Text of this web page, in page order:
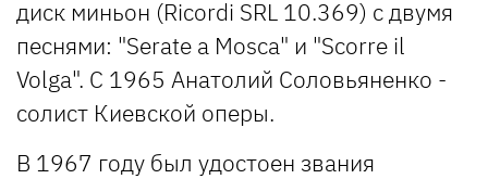
диск миньон (Ricordi SRL 10.369) с двумя
песнями: "Serate a Mosca" и "Scorre il
Volga". С 1965 Анатолий Соловьяненко -
солист Киевской оперы.
В 1967 году был удостоен звания